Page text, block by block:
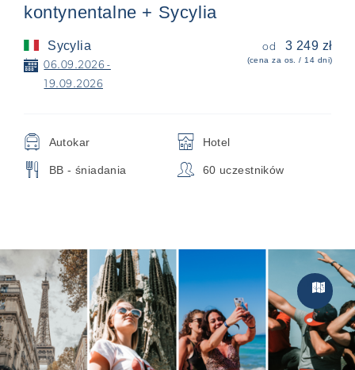
kontynentalne + Sycylia
Sycylia
📅 06.09.2026 -
19.09.2026
od 3 249 zł
(cena za os. / 14 dni)
🚍 Autokar 🏨 Hotel
🍴 BB - śniadania 👥 60 uczestników
